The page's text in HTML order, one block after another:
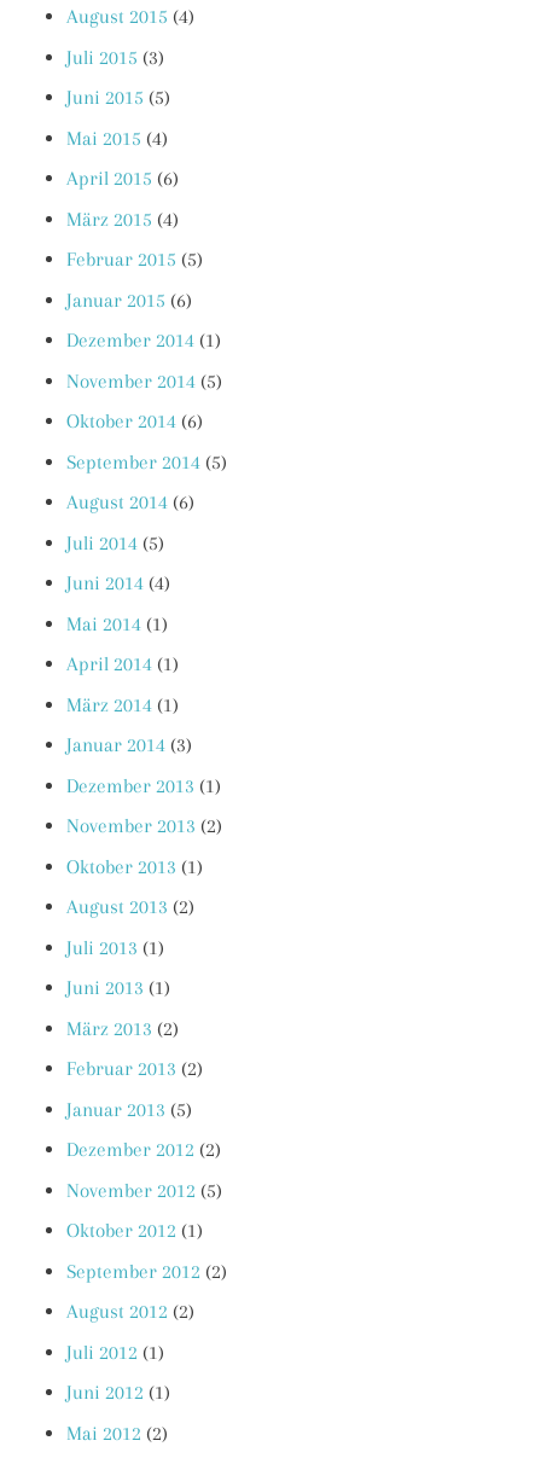
August 2015 (4)
Juli 2015 (3)
Juni 2015 (5)
Mai 2015 (4)
April 2015 (6)
März 2015 (4)
Februar 2015 (5)
Januar 2015 (6)
Dezember 2014 (1)
November 2014 (5)
Oktober 2014 (6)
September 2014 (5)
August 2014 (6)
Juli 2014 (5)
Juni 2014 (4)
Mai 2014 (1)
April 2014 (1)
März 2014 (1)
Januar 2014 (3)
Dezember 2013 (1)
November 2013 (2)
Oktober 2013 (1)
August 2013 (2)
Juli 2013 (1)
Juni 2013 (1)
März 2013 (2)
Februar 2013 (2)
Januar 2013 (5)
Dezember 2012 (2)
November 2012 (5)
Oktober 2012 (1)
September 2012 (2)
August 2012 (2)
Juli 2012 (1)
Juni 2012 (1)
Mai 2012 (2)